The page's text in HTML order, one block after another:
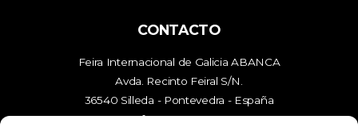
CONTACTO
Feira Internacional de Galicia ABANCA
Avda. Recinto Feiral S/N.
36540 Silleda - Pontevedra - España
tfn986 577 000